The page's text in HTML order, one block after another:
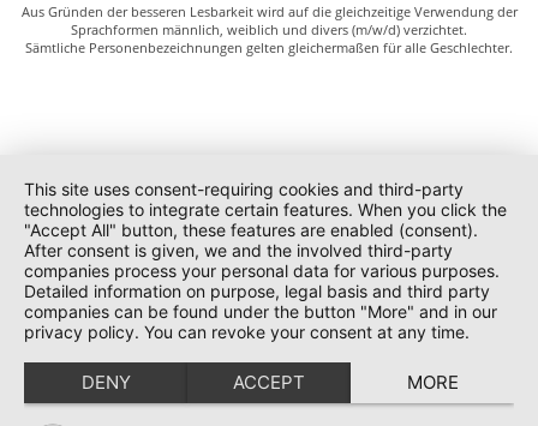
Aus Gründen der besseren Lesbarkeit wird auf die gleichzeitige Verwendung der
Sprachformen männlich, weiblich und divers (m/w/d) verzichtet.
Sämtliche Personenbezeichnungen gelten gleichermaßen für alle Geschlechter.
This site uses consent-requiring cookies and third-party
technologies to integrate certain features. When you click the
"Accept All" button, these features are enabled (consent).
After consent is given, we and the involved third-party
companies process your personal data for various purposes.
Detailed information on purpose, legal basis and third party
companies can be found under the button "More" and in our
privacy policy. You can revoke your consent at any time.
DENY ACCEPT MORE